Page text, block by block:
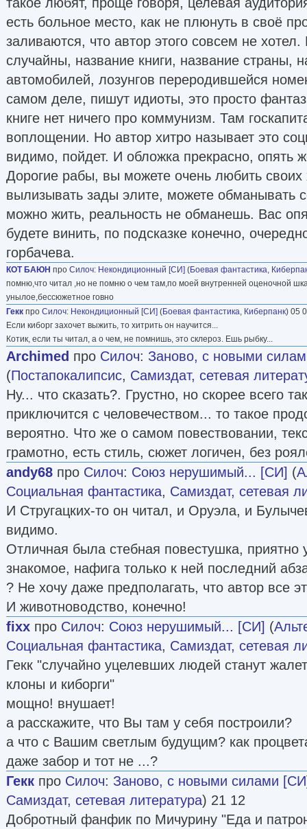
есть больное место, как не плюнуть в своё
заливаются, что автор этого совсем не
случайны, название книги, название страны,
автомобилей, лозунгов переродившейся
самом деле, пишут идиоты, это просто
книге нет ничего про коммунизм. Там
воплощении. Но автор хитро называет это
видимо, пойдет. И обложка прекрасно, опять
Дорогие рабы, вы можете очень любить своих
вылизывать зады элите, можете обманывать
можно жить, реальность не обманешь. Вас
будете винить, по подсказке конечно,
горбачева.
КОТ БАЮН про Силоч: Некондиционный [CИ] (Боевая фантастика,
помню,что читал ,но не помню о чем там,по моей внутренней оценочной
унылое,бессюжетное говно
Гекк про Силоч: Некондиционный [CИ] (Боевая фантастика, Киберпанк) 05
Если киборг захочет выжить, то хитрить он научится...
Котик, если ты читал, а о чем, не помнишь, это склероз. Ешь рыбку...
Archimed про Силоч: Заново, с новыми
(Постапокалипсис, Самиздат, сетевая
Ну... что сказать?. Грустно, но скорее всего
приключится с человечеством... то такое
вероятно. Что же о самом повествовании,
грамотно, есть стиль, сюжет логичен, без
andy68 про Силоч: Союз нерушимый... [СИ] (
Социальная фантастика, Самиздат, сетевая
И Стругацких-то он читал, и Оруэла, и
видимо.
Отличная была стебная повестушка, приятно
знакомое, нафига только к ней последний
? Не хочу даже предполагать, что автор все
И животноводство, конечно!
fixx про Силоч: Союз нерушимый... [СИ] (
Социальная фантастика, Самиздат, сетевая
Гекк "случайно уцелевших людей станут
клоны и киборги"
мощно! внушает!
а расскажите, что Вы там у себя построили?
а что с Вашим светлым будущим? как
даже забор и тот не ...?
Гекк про Силоч: Заново, с новыми силами
Самиздат, сетевая литература) 21 12
Добротный фанфик по Мичурину "Еда и